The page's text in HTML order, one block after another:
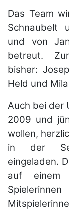
Das Team
Schnaubelt
und von
betreut.
bisher:
Held und
Auch bei der
2009 und
wollen,
in der
eingeladen.
auf einem